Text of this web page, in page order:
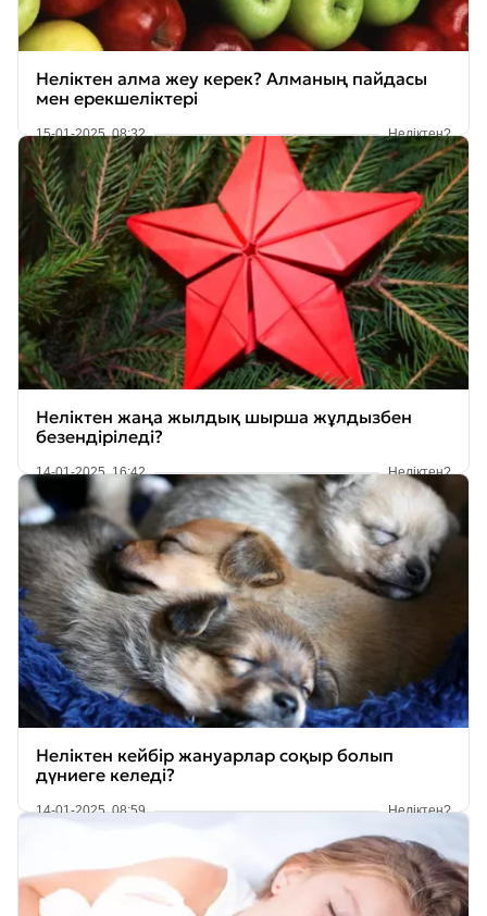
Неліктен алма жеу керек? Алманың пайдасы
мен ерекшеліктері
15-01-2025, 08:32 Неліктен?
Неліктен жаңа жылдық шырша жұлдызбен
безендіріледі?
14-01-2025, 16:42 Неліктен?
Неліктен кейбір жануарлар соқыр болып
дүниеге келеді?
14-01-2025, 08:59 Неліктен?